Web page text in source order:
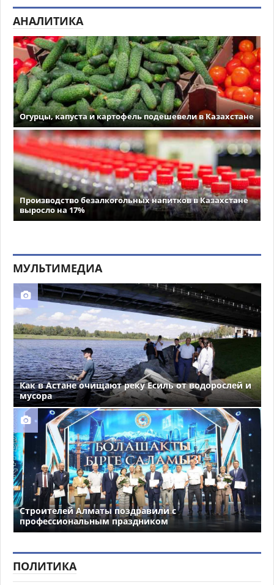
АНАЛИТИКА
Огурцы, капуста и картофель подешевели в Казахстане
Производство безалкогольных напитков в Казахстане
выросло на 17%
МУЛЬТИМЕДИА
Как в Астане очищают реку Есиль от водорослей и
мусора
Строителей Алматы поздравили с
профессиональным праздником
ПОЛИТИКА